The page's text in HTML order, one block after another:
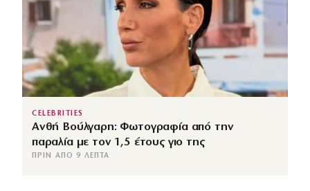
CELEBRITIES
Ανθή Βούλγαρη: Φωτογραφία από την
παραλία με τον 1,5 έτους γιο της
ΠΡΙΝ ΑΠΌ 9 ΛΕΠΤΆ